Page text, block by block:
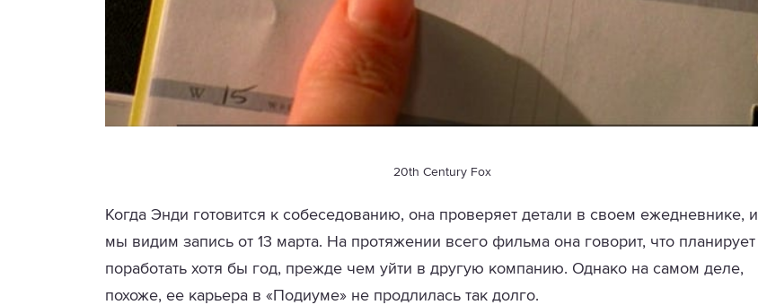
20th Century Fox
Когда Энди готовится к собеседованию, она проверяет детали в своем ежедневнике, и
мы видим запись от 13 марта. На протяжении всего фильма она говорит, что планирует
поработать хотя бы год, прежде чем уйти в другую компанию. Однако на самом деле,
похоже, ее карьера в «Подиуме» не продлилась так долго.